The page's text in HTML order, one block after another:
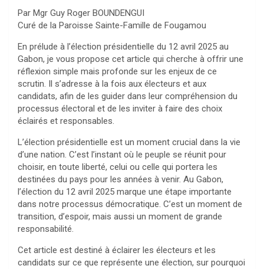
Par Mgr Guy Roger BOUNDENGUI
Curé de la Paroisse Sainte-Famille de Fougamou
En prélude à l’élection présidentielle du 12 avril 2025 au
Gabon, je vous propose cet article qui cherche à offrir une
réflexion simple mais profonde sur les enjeux de ce
scrutin. Il s’adresse à la fois aux électeurs et aux
candidats, afin de les guider dans leur compréhension du
processus électoral et de les inviter à faire des choix
éclairés et responsables.
L’élection présidentielle est un moment crucial dans la vie
d’une nation. C’est l’instant où le peuple se réunit pour
choisir, en toute liberté, celui ou celle qui portera les
destinées du pays pour les années à venir. Au Gabon,
l’élection du 12 avril 2025 marque une étape importante
dans notre processus démocratique. C’est un moment de
transition, d’espoir, mais aussi un moment de grande
responsabilité.
Cet article est destiné à éclairer les électeurs et les
candidats sur ce que représente une élection, sur pourquoi